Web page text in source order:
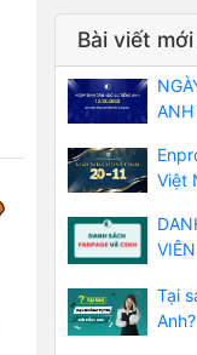
Bài viết
ANH
Việt
Tại
Anh?